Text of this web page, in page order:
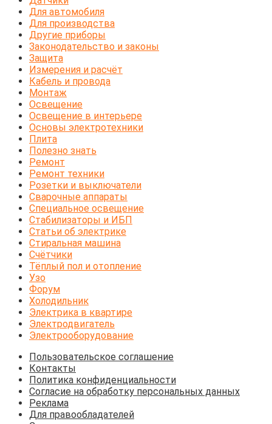
Для автомобиля
Для производства
Другие приборы
Законодательство и законы
Защита
Измерения и расчёт
Кабель и провода
Монтаж
Освещение
Освещение в интерьере
Основы электротехники
Плита
Полезно знать
Ремонт
Ремонт техники
Розетки и выключатели
Сварочные аппараты
Специальное освещение
Стабилизаторы и ИБП
Статьи об электрике
Стиральная машина
Счётчики
Тёплый пол и отопление
Узо
Форум
Холодильник
Электрика в квартире
Электродвигатель
Электрооборудование
Пользовательское соглашение
Контакты
Политика конфиденциальности
Согласие на обработку персональных данных
Реклама
Для правообладателей